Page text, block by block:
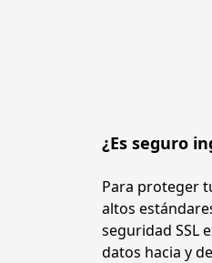
¿Es seguro
Para proteger
altos
seguridad SSL
datos hacia y